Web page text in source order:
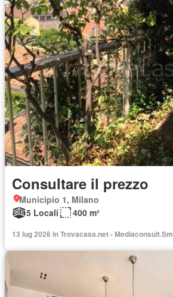
Consultare il prezzo
Municipio 1, Milano
5 Locali
400 m²
13 lug 2026 in Trovacasa.net - Mediaconsult.Sm